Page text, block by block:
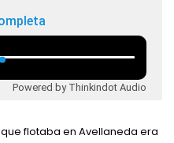
Powered by Thinkindot Audio
flotaba en Avellaneda era